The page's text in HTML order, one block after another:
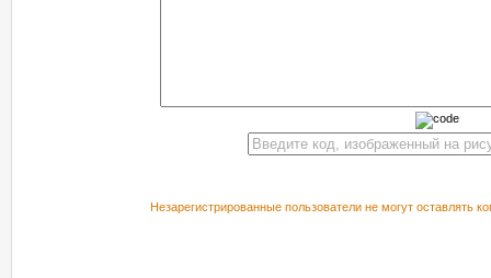
Незарегистрированные пользователи не могут оставлять